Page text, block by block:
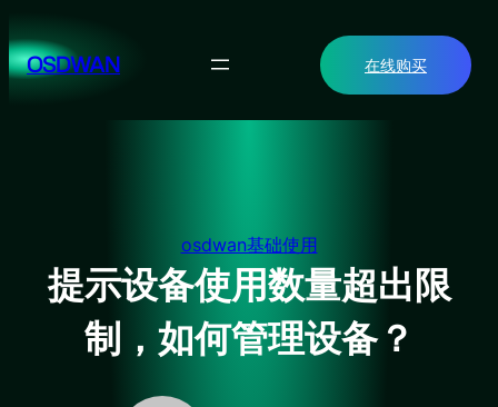
至
内OSDWAN 在线购买
osdwan基础使用
提示设备使用数量超出限
制，如何管理设备？